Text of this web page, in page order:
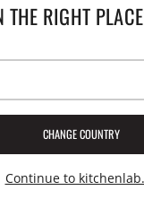
120
EPIC SPICE
THE RIGHT
CHANGE COUNTRY
Continue to